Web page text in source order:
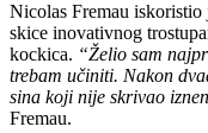
Nicolas Fremau
skice inovativnog
kockica. “Želio sam
trebam učiniti. Nakon
sina koji nije skrivao
Fremau.